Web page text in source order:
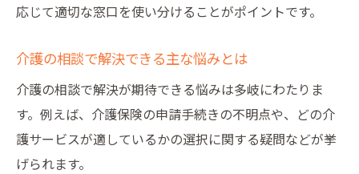
応じて適切な窓口を使い分けることがポイントです。
介護の相談で解決できる主な悩みとは
介護の相談で解決が期待できる悩みは多岐にわたりま
す。例えば、介護保険の申請手続きの不明点や、どの介
護サービスが適しているかの選択に関する疑問などが挙
げられます。